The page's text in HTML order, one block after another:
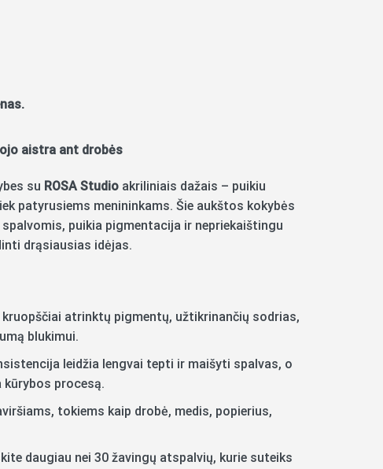
400ml Black
aistra ant drobės
su ROSA Studioakriliniais dažais – puikiu
patyrusiems menininkams. Šie aukštos kokybės
puikia pigmentacija ir nepriekaištingu
drąsiausias idėjas.
kruopščiai atrinktų pigmentų, užtikrinančių sodrias,
blukimui.
leidžia lengvai tepti ir maišyti spalvas, o
procesą.
tokiems kaip drobė, medis, popierius,
daugiau nei 30 žavingų atspalvių, kurie suteiks